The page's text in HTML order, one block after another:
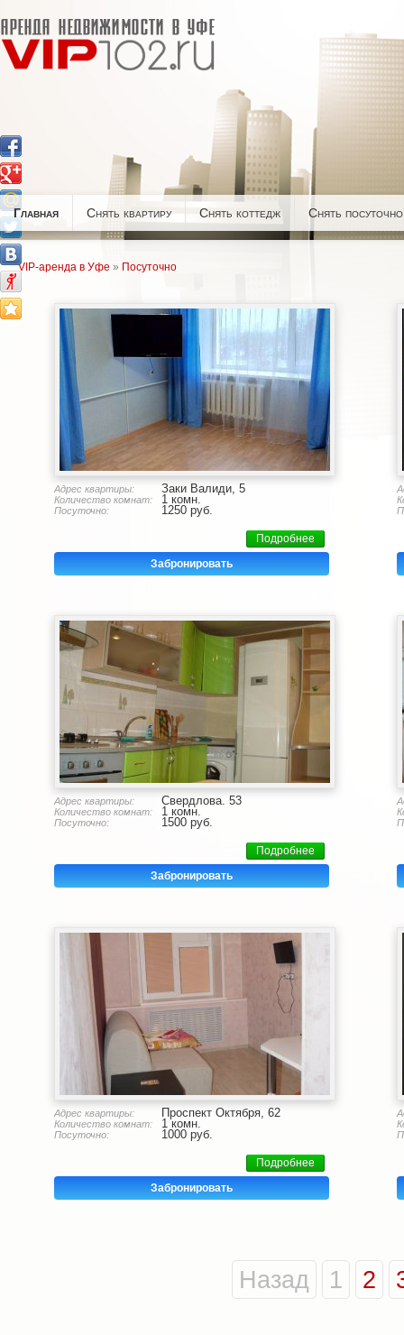
Главная Снять квартиру Снять коттедж Снять посуточно
VIP-аренда в Уфе » Посуточно
Адрес квартиры: Заки Валиди, 5
Количество комнат: 1 комн.
Посуточно: 1250 руб.
Подробнее
Забронировать
Адрес квартиры: Свердлова. 53
Количество комнат: 1 комн.
Посуточно: 1500 руб.
Подробнее
Забронировать
Адрес квартиры: Проспект Октября, 62
Количество комнат: 1 комн.
Посуточно: 1000 руб.
Подробнее
Забронировать
Назад 1 2